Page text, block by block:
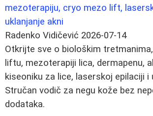
mezoterapiju, cryo mezo lift,
uklanjanje akni
Radenko Vidičević 2026-07-14
Otkrijte sve o biološkim
liftu, mezoterapiji lica, dermapenu,
kiseoniku za lice, laserskoj epilaciji i
Stručan vodič za negu kože bez
dodataka.